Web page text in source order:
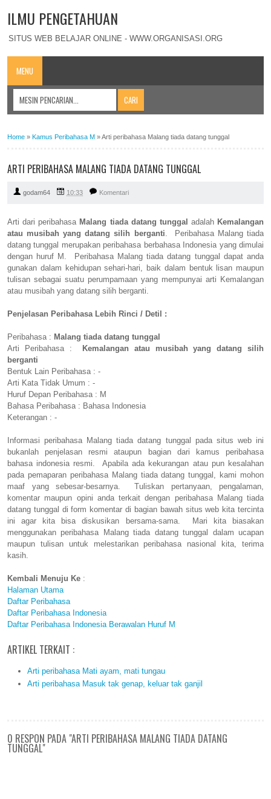
ILMU PENGETAHUAN
SITUS WEB BELAJAR ONLINE - WWW.ORGANISASI.ORG
MENU
Home » Kamus Peribahasa M »Arti peribahasa Malang tiada datang tunggal
ARTI PERIBAHASA MALANG TIADA DATANG TUNGGAL
godam64 10:33 Komentari
Arti dari peribahasa Malang tiada datang tunggal adalah Kemalangan
atau musibah yang datang silih berganti. Peribahasa Malang tiada
datang tunggal merupakan peribahasa berbahasa Indonesia yang dimulai
dengan huruf M. Peribahasa Malang tiada datang tunggal dapat anda
gunakan dalam kehidupan sehari-hari, baik dalam bentuk lisan maupun
tulisan sebagai suatu perumpamaan yang mempunyai arti Kemalangan
atau musibah yang datang silih berganti.
Penjelasan Peribahasa Lebih Rinci / Detil :
Peribahasa : Malang tiada datang tunggal
Arti Peribahasa :
Kemalangan atau musibah yang datang silih
berganti
Bentuk Lain Peribahasa : -
Arti Kata Tidak Umum : -
Huruf Depan Peribahasa : M
Bahasa Peribahasa : Bahasa Indonesia
Keterangan : -
Informasi peribahasa Malang tiada datang tunggal pada situs web ini
bukanlah penjelasan resmi ataupun bagian dari kamus peribahasa
bahasa indonesia resmi. Apabila ada kekurangan atau pun kesalahan
pada pemaparan peribahasa Malang tiada datang tunggal, kami mohon
maaf yang sebesar-besarnya. Tuliskan pertanyaan, pengalaman,
komentar maupun opini anda terkait dengan peribahasa Malang tiada
datang tunggal di form komentar di bagian bawah situs web kita tercinta
ini agar kita bisa diskusikan bersama-sama. Mari kita biasakan
menggunakan peribahasa Malang tiada datang tunggal dalam ucapan
maupun tulisan untuk melestarikan peribahasa nasional kita, terima
kasih.
Kembali Menuju Ke :
Halaman Utama
Daftar Peribahasa
Daftar Peribahasa Indonesia
Daftar Peribahasa Indonesia Berawalan Huruf M
ARTIKEL TERKAIT :
Arti peribahasa Mati ayam, mati tungau
Arti peribahasa Masuk tak genap, keluar tak ganjil
0 RESPON PADA "ARTI PERIBAHASA MALANG TIADA DATANG
TUNGGAL"